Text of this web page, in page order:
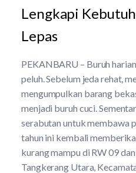
Lengkapi
Lepas
PEKANBARU – Buruh
peluh. Sebelum jeda rehat,
mengumpulkan barang
menjadi buruh cuci.
serabutan untuk membawa
tahun ini kembali
kurang mampu di RW 09
Tangkerang Utara,